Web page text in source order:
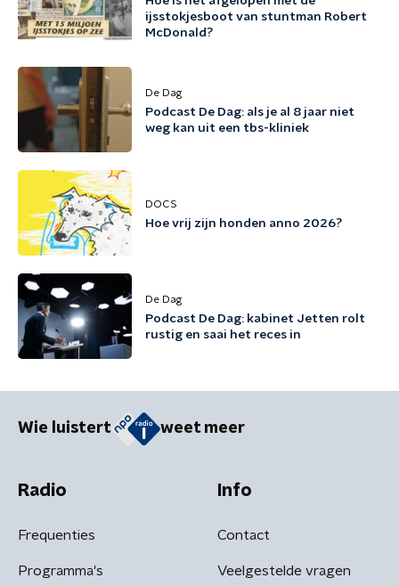
ijsstokjesboot van stuntman Robert
McDonald?
De Dag
Podcast De Dag: als je al 8 jaar niet
weg kan uit een tbs-kliniek
DOCS
Hoe vrij zijn honden anno 2026?
De Dag
Podcast De Dag: kabinet Jetten rolt
rustig en saai het reces in
Wie luistert weet meer
Radio
Frequenties
Programma's
Info
Contact
Veelgestelde vragen